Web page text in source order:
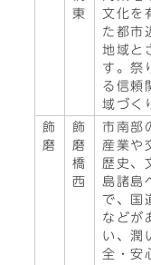
東
文化を
た都市
地域と
す。祭
る信頼
域づく
飾
磨
飾
磨
橋
西
市南部
産業や
歴史、
島諸島
で、国
などが
い、潤
全・安